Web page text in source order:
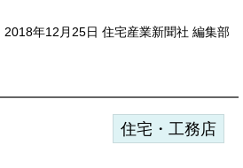
2018年12月25日 住宅産業新聞社 編集部
住宅・工務店